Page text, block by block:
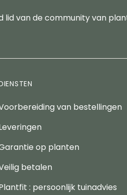
lid van de community van
van bestellingen
op planten
betalen
: persoonlijk tuinadvies